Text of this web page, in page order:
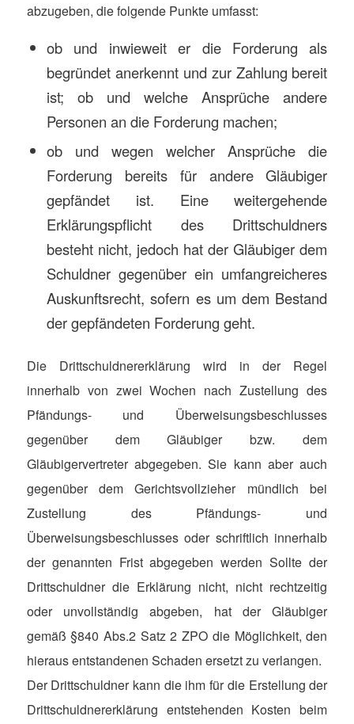
abzugeben, die folgende Punkte umfasst:
ob und inwieweit er die Forderung als
begründet anerkennt und zur Zahlung bereit
ist; ob und welche Ansprüche andere
Personen an die Forderung machen;
ob und wegen welcher Ansprüche die
Forderung bereits für andere Gläubiger
gepfändet ist. Eine weitergehende
Erklärungspflicht des Drittschuldners
besteht nicht, jedoch hat der Gläubiger dem
Schuldner gegenüber ein umfangreicheres
Auskunftsrecht, sofern es um dem Bestand
der gepfändeten Forderung geht.
Die Drittschuldnererklärung wird in der Regel
innerhalb von zwei Wochen nach Zustellung des
Pfändungs- und Überweisungsbeschlusses
gegenüber dem Gläubiger bzw. dem
Gläubigervertreter abgegeben. Sie kann aber auch
gegenüber dem Gerichtsvollzieher mündlich bei
Zustellung des Pfändungs- und
Überweisungsbeschlusses oder schriftlich innerhalb
der genannten Frist abgegeben werden Sollte der
Drittschuldner die Erklärung nicht, nicht rechtzeitig
oder unvollständig abgeben, hat der Gläubiger
gemäß §840 Abs.2 Satz 2 ZPO die Möglichkeit, den
hieraus entstandenen Schaden ersetzt zu verlangen.
Der Drittschuldner kann die ihm für die Erstellung der
Drittschuldnererklärung entstehenden Kosten beim